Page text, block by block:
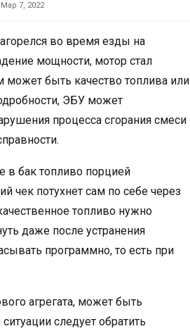
Мар 7, 2022
во время езды на
мощности, мотор стал
может быть качество топлива или
ЭБУ может
процесса сгорания смеси
в бак топливо порцией
чек потухнет сам по себе через
топливо нужно
даже после устранения
программно, то есть при
агрегата, может быть
следует обратить